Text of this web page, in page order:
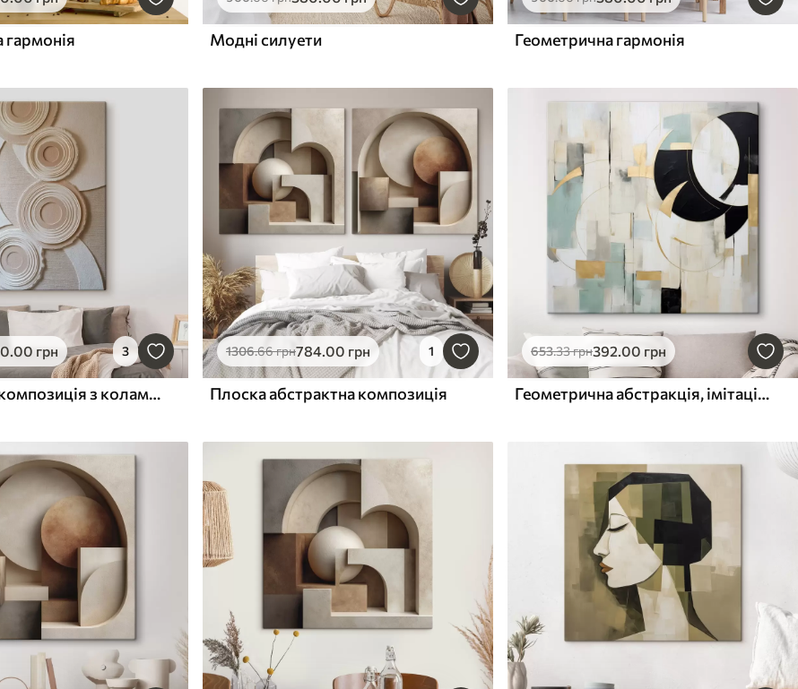
гармонія Модні силуети Геометрична гармонія
.00 грн 3
Абстрактна композиція з колами та рельєфним ефектом
1306.66грн784.00 грн 1
Плоска абстрактна композиція
653.33грн392.00 грн
Геометрична абстракція, імітація живопису